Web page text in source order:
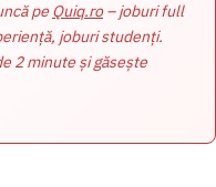
pe Quiq.ro– joburi full
joburi studenți.
2 minute și găsește